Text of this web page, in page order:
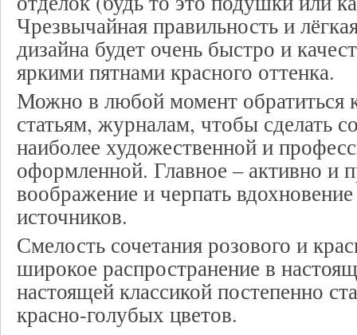
Чрезвычайная правильность и
дизайна будет очень быстро и
яркими пятнами красного оттенка.
Можно в любой момент обратиться
статьям, журналам, чтобы сделать
наиболее художественной и
оформленной. Главное – активно и
воображение и черпать
источников.
Смелость сочетания розового и
широкое распространение в
настоящей классикой постепенно
красно-голубых цветов.